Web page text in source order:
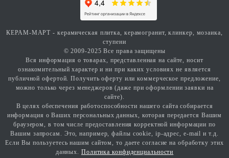
КЕРАМ-МАРТ - керамическая плитка, керамогранит, клинкер, мозаика,
ступени
© 2009-2025 Все права защищены
Вся информация о товарах, представленная на сайте, носит
ознакомительный характер и ни при каких условиях не является
публичной офертой. Получить оферту или коммерческое предложение,
можно только через менеджеров (даже при оформлении заявки на
сайте).
В целях обеспечения работоспособности нашего сайта собирается
информация о Ваших персональных данных, которая передается Вашим
браузером, в том числе предоставления корректной информации по
Вашим запросам. Это, например, файлы cookie, ip-адрес, e-mail и т.д.
Если Вы пользуетесь нашим сайтом, то даете согласие на обработку этих
данных. Политика конфиденциальности